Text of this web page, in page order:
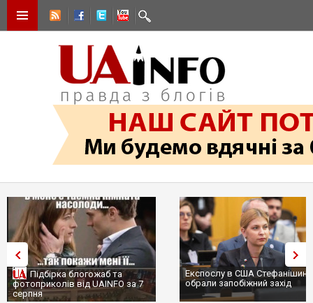
Підбірка блогожаб та
фотоприколів від UAINFO за 7
серпня
Експослу в США
обрали запобіжний захід